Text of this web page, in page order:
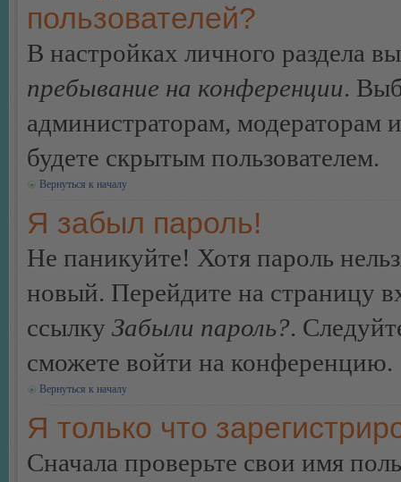
пользователей?
В настройках личного раздела
пребывание на конференции.
администраторам, модераторам
будете скрытым пользователем.
Вернуться к началу
Я забыл пароль!
Не паникуйте! Хотя пароль
новый. Перейдите на страницу
ссылку Забыли пароль?.
сможете войти на конференцию.
Вернуться к началу
Я только что
Сначала проверьте свои имя